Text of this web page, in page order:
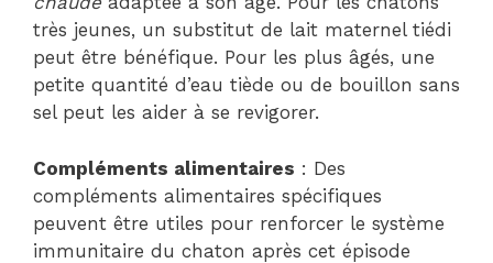
très jeunes, un substitut de lait maternel tiédi
peut être bénéfique. Pour les plus âgés, une
petite quantité d’eau tiède ou de bouillon sans
sel peut les aider à se revigorer.
Compléments alimentaires : Des
compléments alimentaires spécifiques
peuvent être utiles pour renforcer le système
immunitaire du chaton après cet épisode